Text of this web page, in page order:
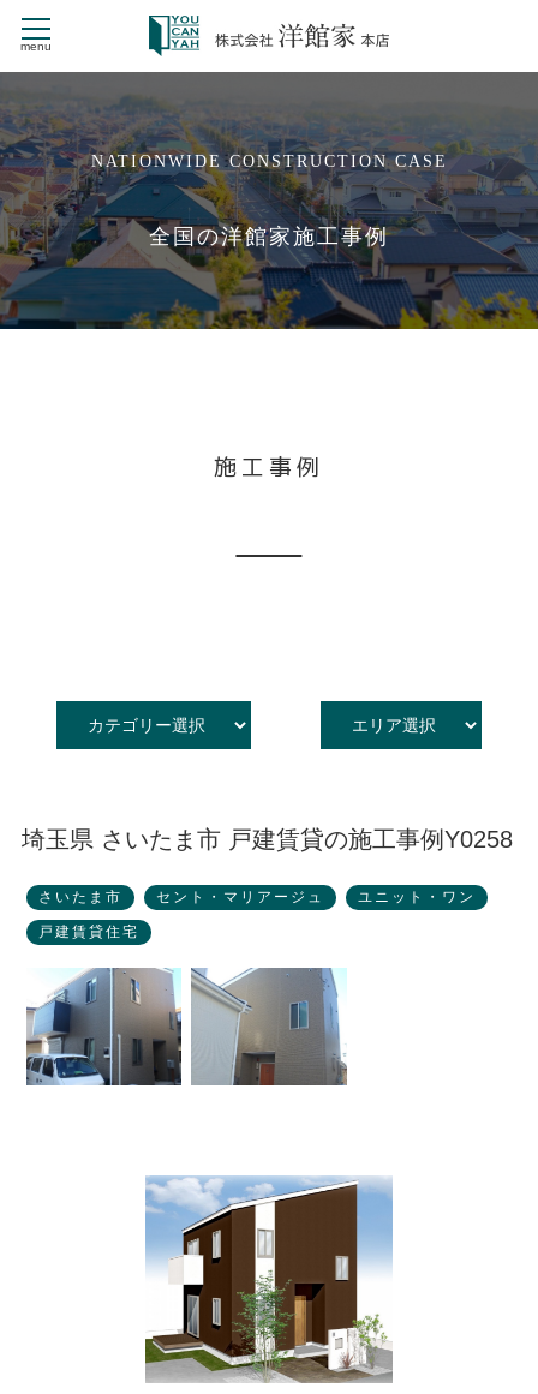
menu
HOME
商品ラインナップ
NEW STYLE
新・戸建賃貸住宅 St.Mariage
デザイナーズ CHERILA MAISON
洋館家の施工事例
よくある質問
NATIONWIDE CONSTRUCTION CASE
全国の洋館家施工事例
施工事例
埼玉県 さいたま市 戸建賃貸の施工事例Y0258
さいたま市 セント・マリアージュ ユニット・ワン
戸建賃貸住宅